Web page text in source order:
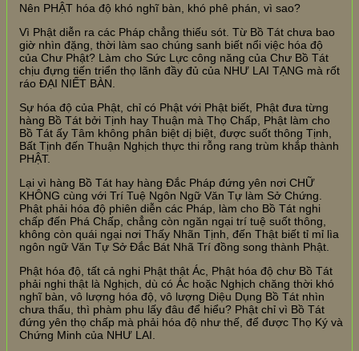
Nên PHẬT hóa độ khó nghĩ bàn, khó phê phán, vì sao?
Vì Phật diễn ra các Pháp chẳng thiếu sót. Từ Bồ Tát chưa bao
giờ nhìn đặng, thời làm sao chúng sanh biết nổi việc hóa độ
của Chư Phật? Làm cho Sức Lực công năng của Chư Bồ Tát
chịu đựng tiến triển thọ lãnh đầy đủ của NHƯ LAI TẠNG mà rốt
ráo ĐẠI NIẾT BÀN.
Sự hóa độ của Phật, chỉ có Phật với Phật biết, Phật đưa từng
hàng Bồ Tát bởi Tịnh hay Thuận mà Thọ Chấp, Phật làm cho
Bồ Tát ấy Tâm không phân biệt dị biệt, được suốt thông Tịnh,
Bất Tịnh đến Thuận Nghịch thực thi rỗng rang trùm khắp thành
PHẬT.
Lại vì hàng Bồ Tát hay hàng Đắc Pháp đứng yên nơi CHỮ
KHÔNG cùng với Trí Tuệ Ngôn Ngữ Văn Tự làm Sở Chứng.
Phật phải hóa độ phiên diễn các Pháp, làm cho Bồ Tát nghi
chấp đến Phá Chấp, chẳng còn ngăn ngại trí tuệ suốt thông,
không còn quái ngại nơi Thấy Nhãn Tịnh, đến Thật biết tỉ mỉ lìa
ngôn ngữ Văn Tự Sở Đắc Bát Nhã Trí đồng song thành Phật.
Phật hóa độ, tất cả nghi Phật thật Ác, Phật hóa độ chư Bồ Tát
phải nghi thật là Nghịch, dù có Ác hoặc Nghịch chăng thời khó
nghĩ bàn, vô lượng hóa độ, vô lượng Diệu Dụng Bồ Tát nhìn
chưa thấu, thì phàm phu lấy đâu để hiểu? Phật chỉ vì Bồ Tát
đứng yên thọ chấp mà phải hóa độ như thế, để được Thọ Ký và
Chứng Minh của NHƯ LAI.